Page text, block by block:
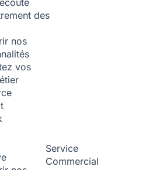
des
nos
vos
Service
Commercial